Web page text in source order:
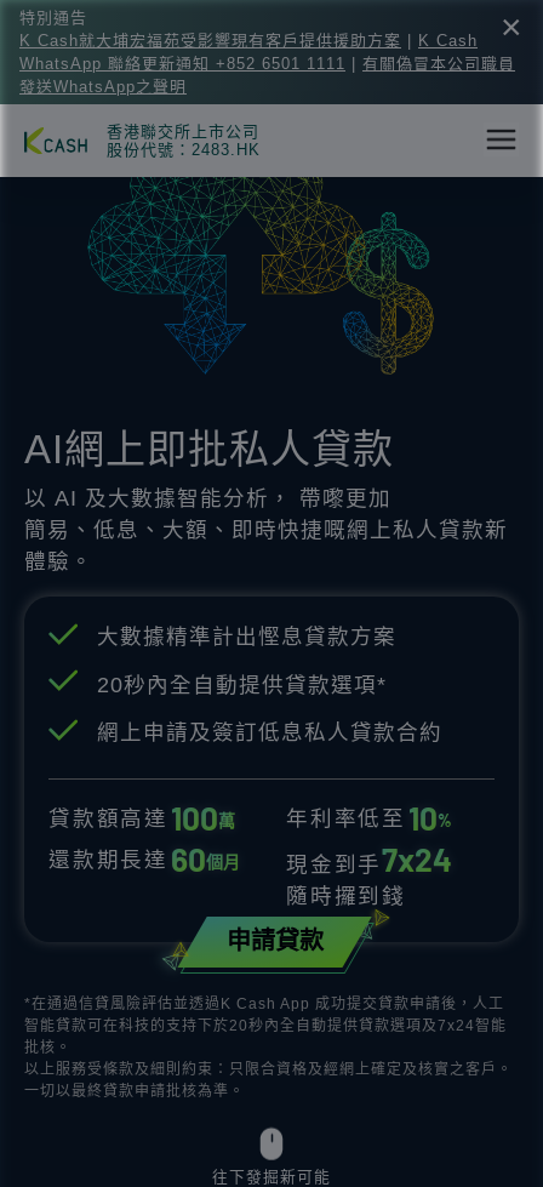
×
特別通告
K Cash就大埔宏福苑受影響現有客戶提供援助方案
K Cash
WhatsApp 聯絡更新通知 +852 6501 1111
有關偽冒本公司職員
發送WhatsApp之聲明
香港聯交所上市公司
股份代號：2483.HK
AI網上即批私人貸款
以 AI 及大數據智能分析， 帶嚟更加
簡易、低息、大額、即時快捷嘅網上私人貸款新
體驗。
大數據精準計出慳息貸款方案
20秒內全自動提供貸款選項*
網上申請及簽訂低息私人貸款合約
貸款額高達 100萬 年利率低至 10%
還款期長達 60個月 現金到手7x24
隨時攞到錢
申請貸款
*在通過信貸風險評估並透過K Cash App 成功提交貸款申請後，人工
智能貸款可在科技的支持下於20秒內全自動提供貸款選項及7x24智能
批核。
以上服務受條款及細則約束：只限合資格及經網上確定及核實之客戶。
一切以最終貸款申請批核為準。
往下發掘新可能